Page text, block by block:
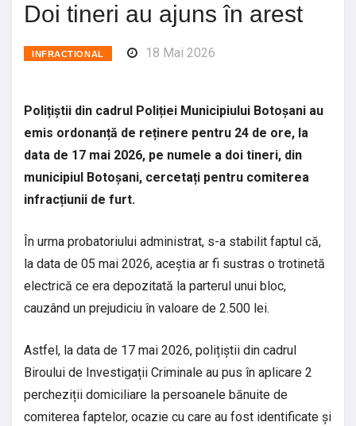
Doi tineri au ajuns în arest
INFRACTIONAL 18 Mai 2026
Polițiștii din cadrul Poliției Municipiului Botoșani au
emis ordonanță de reținere pentru 24 de ore, la
data de 17 mai 2026, pe numele a doi tineri, din
municipiul Botoșani, cercetați pentru comiterea
infracțiunii de furt.
În urma probatoriului administrat, s-a stabilit faptul că,
la data de 05 mai 2026, aceștia ar fi sustras o trotinetă
electrică ce era depozitată la parterul unui bloc,
cauzând un prejudiciu în valoare de 2.500 lei.
Astfel, la data de 17 mai 2026, polițiștii din cadrul
Biroului de Investigații Criminale au pus în aplicare 2
percheziții domiciliare la persoanele bănuite de
comiterea faptelor, ocazie cu care au fost identificate și